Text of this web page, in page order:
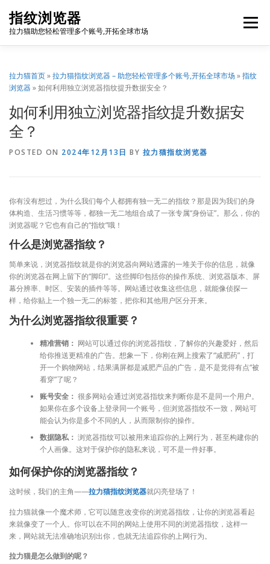
content
指纹浏览器
拉力猫助您轻松管理多个账号,开拓全球市场
Menu
联系我们 免费注册 账号登录 软件下载
拉力猫首页»拉力猫指纹浏览器 – 助您轻松管理多个账号,开拓全球市场»指纹
浏览器»如何利用独立浏览器指纹提升数据安全？
如何利用独立浏览器指纹提升数据安
全？
POSTED ON 2024年12月13日 BY 拉力猫指纹浏览器
你有没有想过，为什么我们每个人都拥有独一无二的指纹？那是因为我们的身
体构造、生活习惯等等，都独一无二地组合成了一张专属“身份证”。那么，你的
浏览器呢？它也有自己的“指纹”哦！
什么是浏览器指纹？
简单来说，浏览器指纹就是你的浏览器向网站透露的一堆关于你的信息，就像
你的浏览器在网上留下的“脚印”。这些脚印包括你的操作系统、浏览器版本、屏
幕分辨率、时区、安装的插件等等。网站通过收集这些信息，就能像侦探一
样，给你贴上一个独一无二的标签，把你和其他用户区分开来。
为什么浏览器指纹很重要？
精准营销： 网站可以通过你的浏览器指纹，了解你的兴趣爱好，然后
给你推送更精准的广告。想象一下，你刚在网上搜索了“减肥药”，打
开一个购物网站，结果满屏都是减肥产品的广告，是不是觉得有点“被
看穿”了呢？
账号安全： 很多网站会通过浏览器指纹来判断你是不是同一个用户。
如果你在多个设备上登录同一个账号，但浏览器指纹不一致，网站可
能会认为你是多个不同的人，从而限制你的操作。
数据隐私： 浏览器指纹可以被用来追踪你的上网行为，甚至构建你的
个人画像。这对于保护你的隐私来说，可不是一件好事。
如何保护你的浏览器指纹？
这时候，我们的主角——拉力猫指纹浏览器就闪亮登场了！
拉力猫就像一个魔术师，它可以随意改变你的浏览器指纹，让你的浏览器看起
来就像变了一个人。你可以在不同的网站上使用不同的浏览器指纹，这样一
来，网站就无法准确地识别出你，也就无法追踪你的上网行为。
拉力猫是怎么做到的呢？